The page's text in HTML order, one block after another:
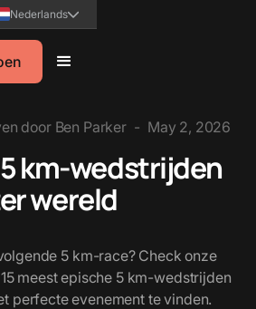
Nederlands
door Ben Parker - May 2, 2026
km-wedstrijden
wereld
5 km-race? Check onze
meest epische 5 km-wedstrijden
perfecte evenement te vinden.